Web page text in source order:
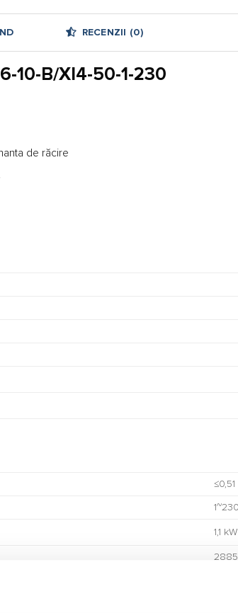
RECENZII (0)
10-B/XI4-50-1-230
de răcire
≤0,51
1,1 kW
2885